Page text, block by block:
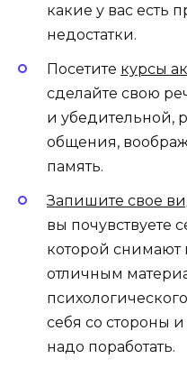
какие у вас есть
недостатки.
Посетите курсы
сделайте свою
и убедительной,
общения,
память.
Запишите свое
вы почувствуете
которой снимают
отличным
себя со стороны
надо поработать.